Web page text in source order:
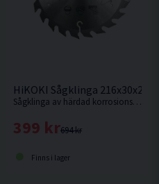
48T/60T
HiKOKI Sågklinga
Sågklinga av härdad korrosionsbeständigt stål för sågning i hårt och mjukt trä.
694 kr
399 kr
Finns i lager